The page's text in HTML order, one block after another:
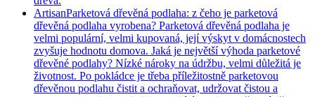
ArtisanParketová dřevěná podlaha: z čeho je parketová
dřevěná podlaha vyrobena? Parketová dřevěná podlaha je
velmi populární, velmi kupovaná, její výskyt v domácnostech
zvyšuje hodnotu domova. Jaká je největší výhoda parketové
dřevěné podlahy? Nízké nároky na údržbu, velmi důležitá je
životnost. Po pokládce je třeba příležitostně parketovou
dřevěnou podlahu čistit a ochraňovat, udržovat čistou a